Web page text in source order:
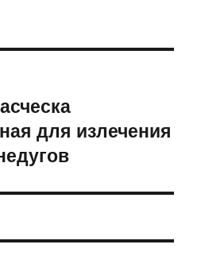
для излечения